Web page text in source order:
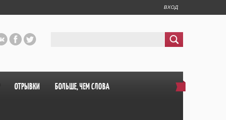
ВХОД
ОТРЫВКИ БОЛЬШЕ, ЧЕМ СЛОВА